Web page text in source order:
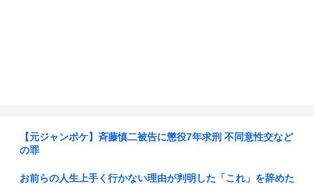
【元ジャンポケ】斉藤慎二被告に懲役7年求刑 不同意性交など
の罪
お前らの人生上手く行かない理由が判明した「これ」を辞めた